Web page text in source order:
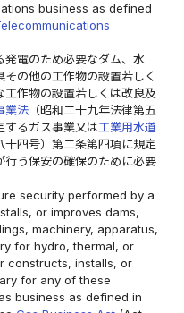
business as defined
電のため必要なダム、水
の他の工作物の設置若しく
作物の設置若しくは改良及
業法（昭和二十九年法律第五
するガス事業又は工業用水道
四号）第二条第四項に規定
う保安の確保のために必要
security performed by a
or improves dams,
machinery, apparatus,
for hydro, thermal, or
constructs, installs, or
for any of these
business as defined in